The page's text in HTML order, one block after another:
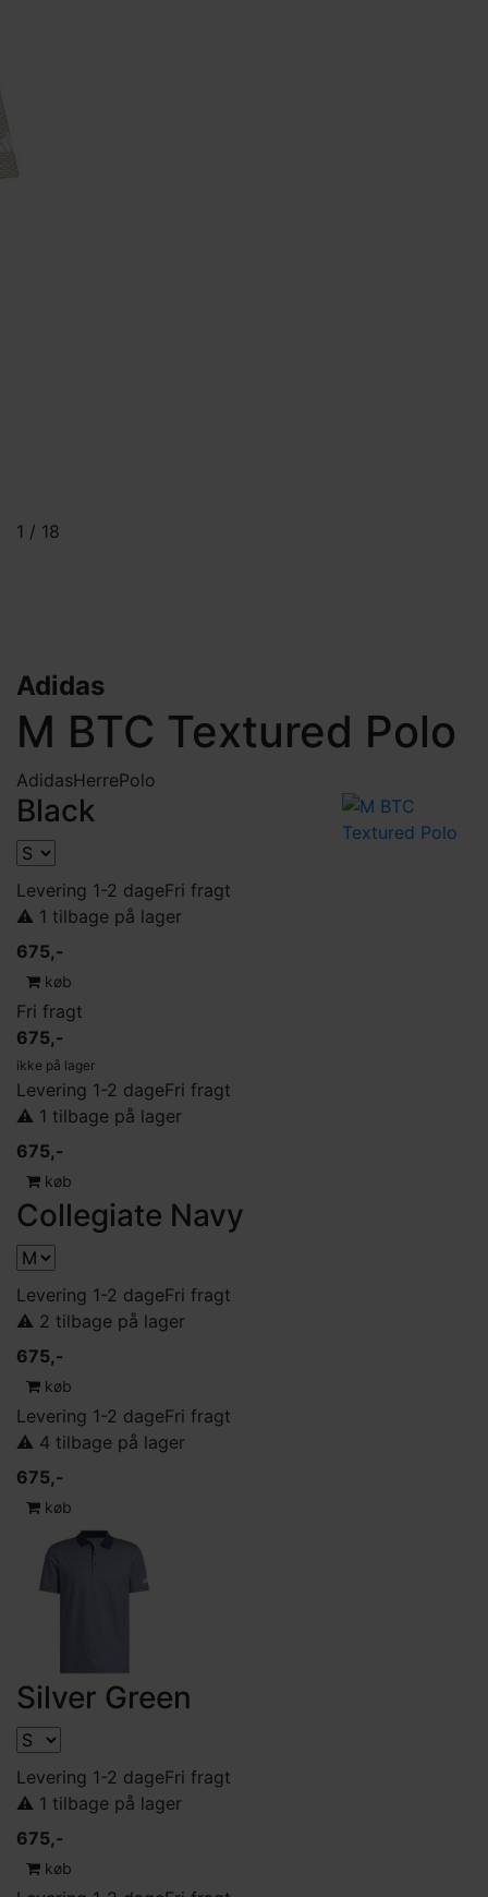
1 / 18
Adidas
M BTC Textured Polo
AdidasHerrePolo
Black
Levering 1-2 dageFri fragt
⚠️ 1 tilbage på lager
675,-
køb
Fri fragt
675,-
ikke på lager
Levering 1-2 dageFri fragt
⚠️ 1 tilbage på lager
675,-
køb
Collegiate Navy
Levering 1-2 dageFri fragt
⚠️ 2 tilbage på lager
675,-
køb
Levering 1-2 dageFri fragt
⚠️ 4 tilbage på lager
675,-
køb
Silver Green
Levering 1-2 dageFri fragt
⚠️ 1 tilbage på lager
675,-
køb